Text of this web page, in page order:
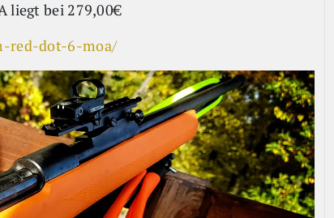
liegt bei 279,00€
red-dot-6-moa/